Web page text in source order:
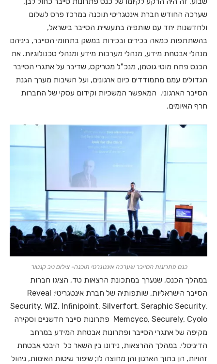
שערכה החודש חברת אינטגריטי תוכנה במרכז פרס לשלום
ולחדשנות יחד עם שותפיה בתעשיית הסייבר בישראל,
בהשתתפות כמאה בכירים ובכירות במשק בתחומי הסייבר, ביניהם
מנהלי אבטחת מידע, מנהלי מערכות מידע ומנהלי טכנולוגיות. את
הכנס פתח מוטי גוטמן, מנכ"ל מטריקס, שדיבר על אתגרי הסייבר
הגדולים עמם מתמודדים כיום ארגונים, ועל חשיבות מערך הגנת
הסייבר הארגוני, המאפשר המשכיות וקידום עסקי של החברות
חרף האיומים.
כנס פתרונות הסייבר שערכה אינטגרטי תוכנה- צילום ניב קנטור
במהלך הכנס, שנערך במתכונת הרצאות טד, הציגו חברות
הסייבר הישראליות, שותפותיה של חברת אינטגריטי: Reveal
Security, WIZ, Infinipoint, Silverfort, Seraphic Security,
Memcyco, Securely, Cyolo פתרונות סייבר חדשניים וסקירה
מקיפה של אתגרי הסייבר ופתרונות אבטחת המידע במרחב
הדיגיטלי. במהלך ההרצאות, נידונו בין השאר כל היבטי אבטחת
זהויות, הן בתוך הארגון והן מחוצה לו; שיפור שיטות האימות, ניהול